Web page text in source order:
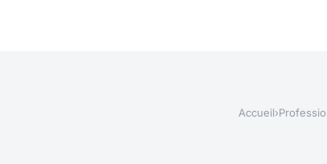
Accueil›